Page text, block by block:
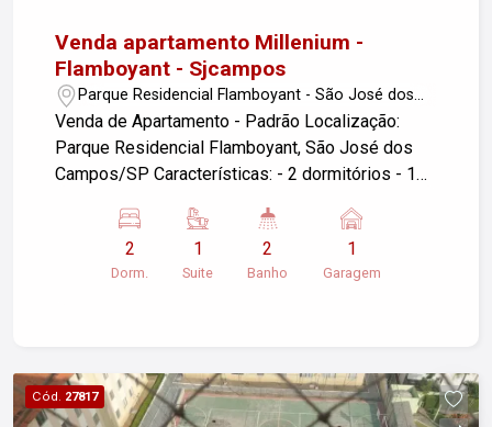
Venda apartamento Millenium -
Flamboyant - Sjcampos
Parque Residencial Flamboyant - São José dos
Campos/SP
Venda de Apartamento - Padrão Localização:
Parque Residencial Flamboyant, São José dos
Campos/SP Características: - 2 dormitórios - 1
Apartamento em excelente localização, ideal para
quem busca conforto e praticidade. Com dois
dormitórios, este imóvel é perfeito para famílias
Conta também com uma área de lazer equipada:
Bicicletário, Bosque privativo, Churrasqueira,
2
Dorm.
1
Suite
2
Banho
1
Garagem
Cód. 27817